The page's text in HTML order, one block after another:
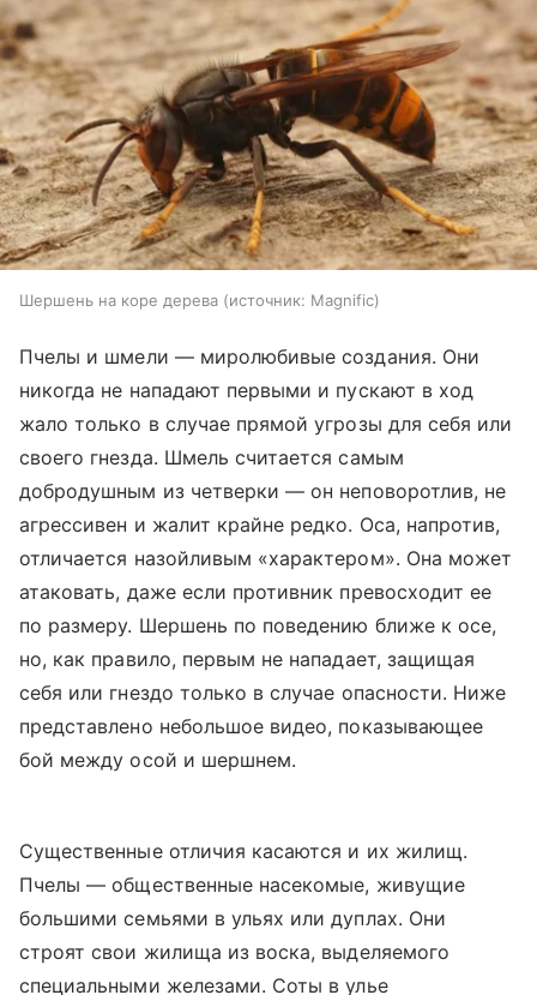
Шершень на коре дерева источник: Magnific
Пчелы и шмели — миролюбивые создания. Они
никогда не нападают первыми и пускают в ход
жало только в случае прямой угрозы для себя или
своего гнезда. Шмель считается самым
добродушным из четверки — он неповоротлив, не
агрессивен и жалит крайне редко. Оса, напротив,
отличается назойливым «характером». Она может
атаковать, даже если противник превосходит ее
по размеру. Шершень по поведению ближе к осе,
но, как правило, первым не нападает, защищая
себя или гнездо только в случае опасности. Ниже
представлено небольшое видео, показывающее
бой между осой и шершнем.
Существенные отличия касаются и их жилищ.
Пчелы — общественные насекомые, живущие
большими семьями в ульях или дуплах. Они
строят свои жилища из воска, выделяемого
специальными железами. Соты в улье